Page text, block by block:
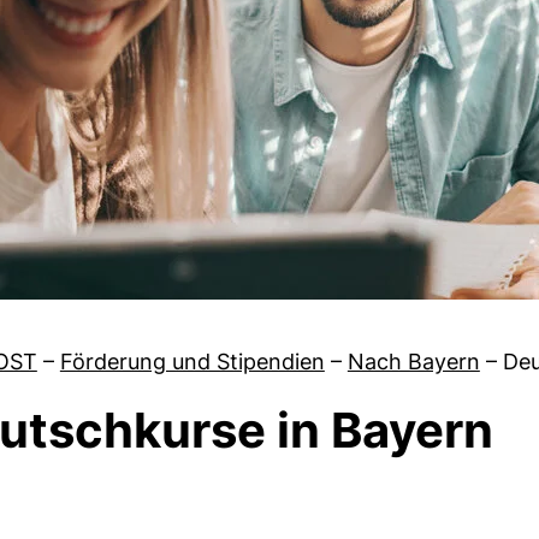
– Förderung und Stipendien – Nach Bayern –
Studieren in Bayern in Bayern